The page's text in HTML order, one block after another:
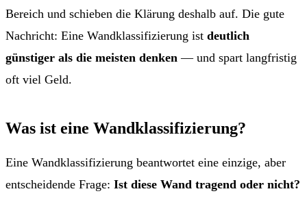
Bereich und schieben die Klärung deshalb auf. Die gute
Nachricht: Eine Wandklassifizierung ist deutlich
günstiger als die meisten denken — und spart langfristig
oft viel Geld.
Was ist eine Wandklassifizierung?
Eine Wandklassifizierung beantwortet eine einzige, aber
entscheidende Frage: Ist diese Wand tragend oder nicht?